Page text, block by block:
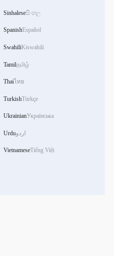
Sinhaleseසිංහල
SpanishEspañol
SwahiliKiswahili
Tamilதமிழ்
Thaiไทย
TurkishTürkçe
UkrainianУкраїнська
Urduاردو
VietnameseTiếng Việt